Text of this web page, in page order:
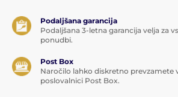
Podaljšana garancija
Podaljšana 3-letna garancija velja za
ponudbi.
Post Box
Naročilo lahko diskretno prevzamete
poslovalnici Post Box.